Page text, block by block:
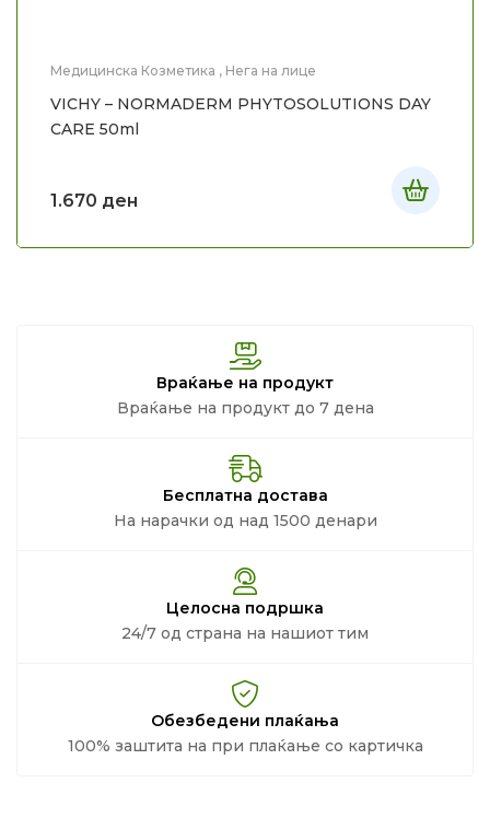
Медицинска Козметика , Нега на лице
VICHY – NORMADERM PHYTOSOLUTIONS DAY
CARE 50ml
1.670 ден
Враќање на продукт
Враќање на продукт до 7 дена
Бесплатна достава
На нарачки од над 1500 денари
Целосна подршка
24/7 од страна на нашиот тим
Обезбедени плаќања
100% заштита на при плаќање со картичка